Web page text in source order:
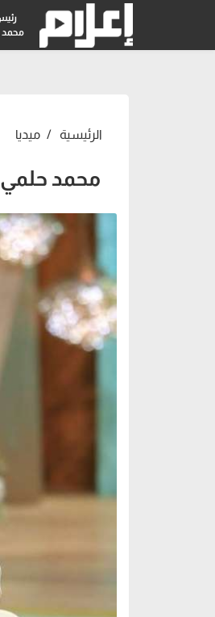
محمد
الرئيسية ميديا
محمد